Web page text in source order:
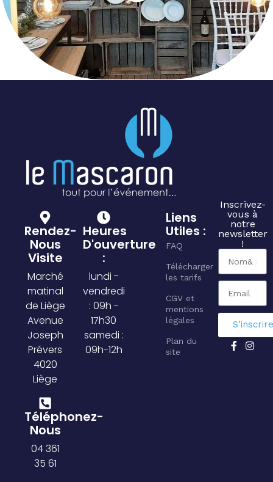
Rendez-
Nous
Visite
Marché
matinal
de Liège
Avenue
Joseph
Prévers
4020
Liège
Téléphonez-
Nous
04 361
35 61
Heures
D'ouverture
:
lundi -
vendredi
: 09h -
17h30
samedi :
09h-12h
Liens
Utiles :
FAQ
Télécharger
les tarifs
CGV et
mentions
légales
Plan du
site
Inscrivez-
vous à
notre
newsletter
!